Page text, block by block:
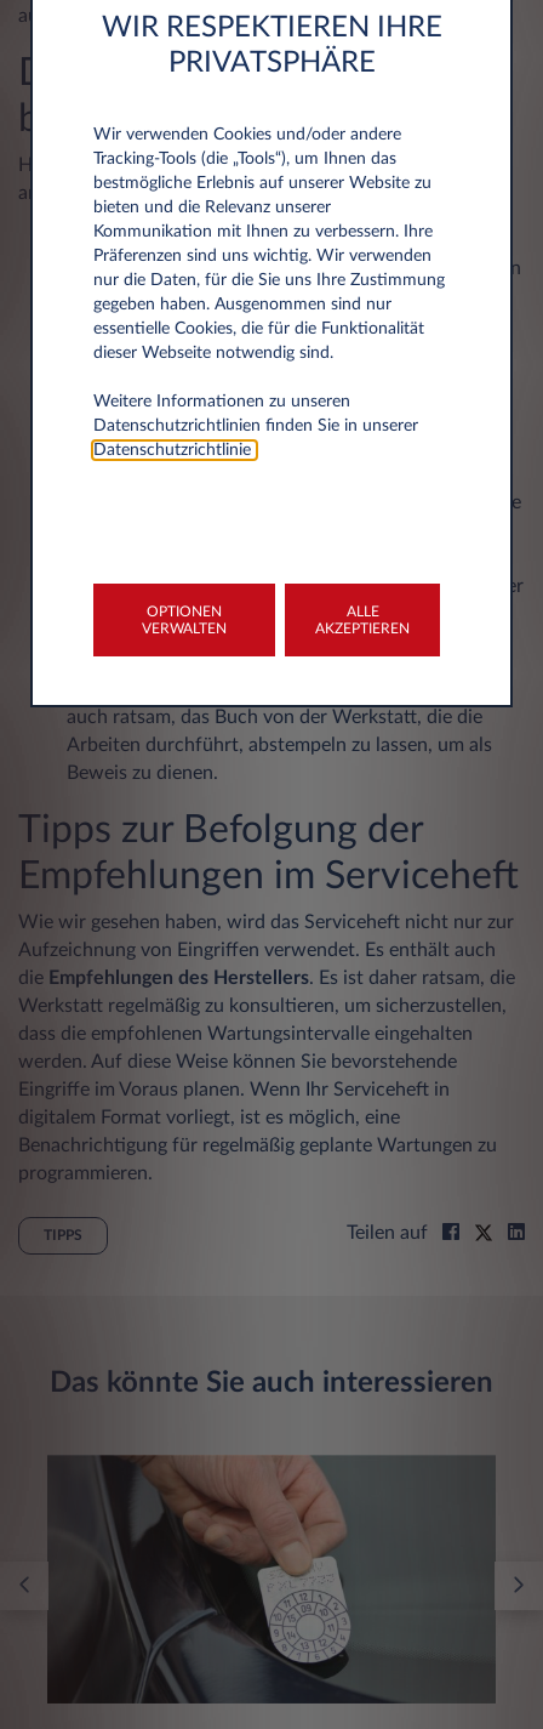
aufmerksam zu machen.
Die Rolle des Serviceheftes
bei der Autowartung
Hier sind die Eingriffe, die in einem Wartungsprotokoll
angezeigt werden müssen:
Wartung: Ihr Fahrtenbuch sollte alle durchgeführten
Wartungsarbeiten enthalten, einschließlich der Daten
und Arten der durchgeführten Arbeiten, wie z. B.
Ölwechsel, Filterwechsel und Reparaturen.
Reparaturen, ob geplant oder nicht, müssen in das
Serviceheft aufgenommen werden. Eventuell
ausgetauschte Teile müssen ebenfalls enthalten sein.
: Das Serviceheft sollte
Eingriffen auf der Grundlage von Kilometerstand oder
Jahren enthalten. Diese Angaben variieren je nach
auch ratsam, das Buch von der Werkstatt, die die
Arbeiten durchführt, abstempeln zu lassen, um als
Beweis zu dienen.
Tipps zur Befolgung der
Empfehlungen im Serviceheft
Wie wir gesehen haben, wird das Serviceheft nicht nur zur
Aufzeichnung von Eingriffen verwendet. Es enthält auch
die Empfehlungen des Herstellers. Es ist daher ratsam, die
Werkstatt regelmäßig zu konsultieren, um sicherzustellen,
dass die empfohlenen Wartungsintervalle eingehalten
werden. Auf diese Weise können Sie bevorstehende
Eingriffe im Voraus planen. Wenn Ihr Serviceheft in
digitalem Format vorliegt, ist es möglich, eine
Benachrichtigung für regelmäßig geplante Wartungen zu
programmieren.
TIPPS Teilen auf
Das könnte Sie auch interessieren
WIR RESPEKTIEREN IHRE
PRIVATSPHÄRE
Wir verwenden Cookies und/oder andere
Tracking‑Tools (die „Tools“), um Ihnen das
bestmögliche Erlebnis auf unserer Website zu
bieten und die Relevanz unserer
Kommunikation mit Ihnen zu verbessern. Ihre
Präferenzen sind uns wichtig. Wir verwenden
nur die Daten, für die Sie uns Ihre Zustimmung
gegeben haben. Ausgenommen sind nur
essentielle Cookies, die für die Funktionalität
dieser Webseite notwendig sind.
Weitere Informationen zu unseren
Datenschutzrichtlinien finden Sie in unserer
Datenschutzrichtlinie.
OPTIONEN
VERWALTEN
ALLE
AKZEPTIEREN